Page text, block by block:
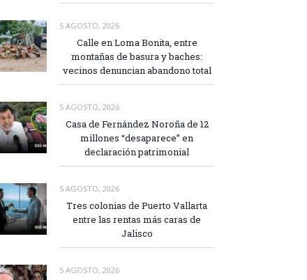
5 AGOSTO, 2026
Calle en Loma Bonita, entre
montañas de basura y baches:
vecinos denuncian abandono total
5 AGOSTO, 2026
Casa de Fernández Noroña de 12
millones “desaparece” en
declaración patrimonial
5 AGOSTO, 2026
Tres colonias de Puerto Vallarta
entre las rentas más caras de
Jalisco
5 AGOSTO, 2026